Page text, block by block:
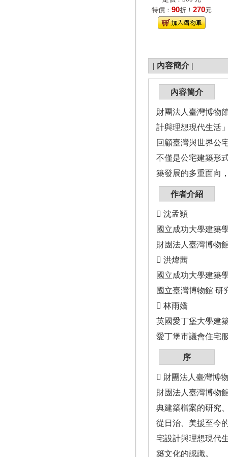
特價： 90折！ 270元
| 內容簡介 |
內容簡介
財團法人臺灣博物
計與理想現代生活
回顧臺灣與世界公
不僅是公宅建築形
築發展的多重面向
作者介紹
 沈孟穎
國立成功大學建築
財團法人臺灣博物
 洪煒茜
國立成功大學建築
國立臺灣博物館 研
 林雨嬌
英國愛丁堡大學建
愛丁堡市議會住宅
序
 財團法人臺灣博
財團法人臺灣博物
典建築檔案的研究
從日治、美援至今
宅設計與理想現代
築文化的認識。